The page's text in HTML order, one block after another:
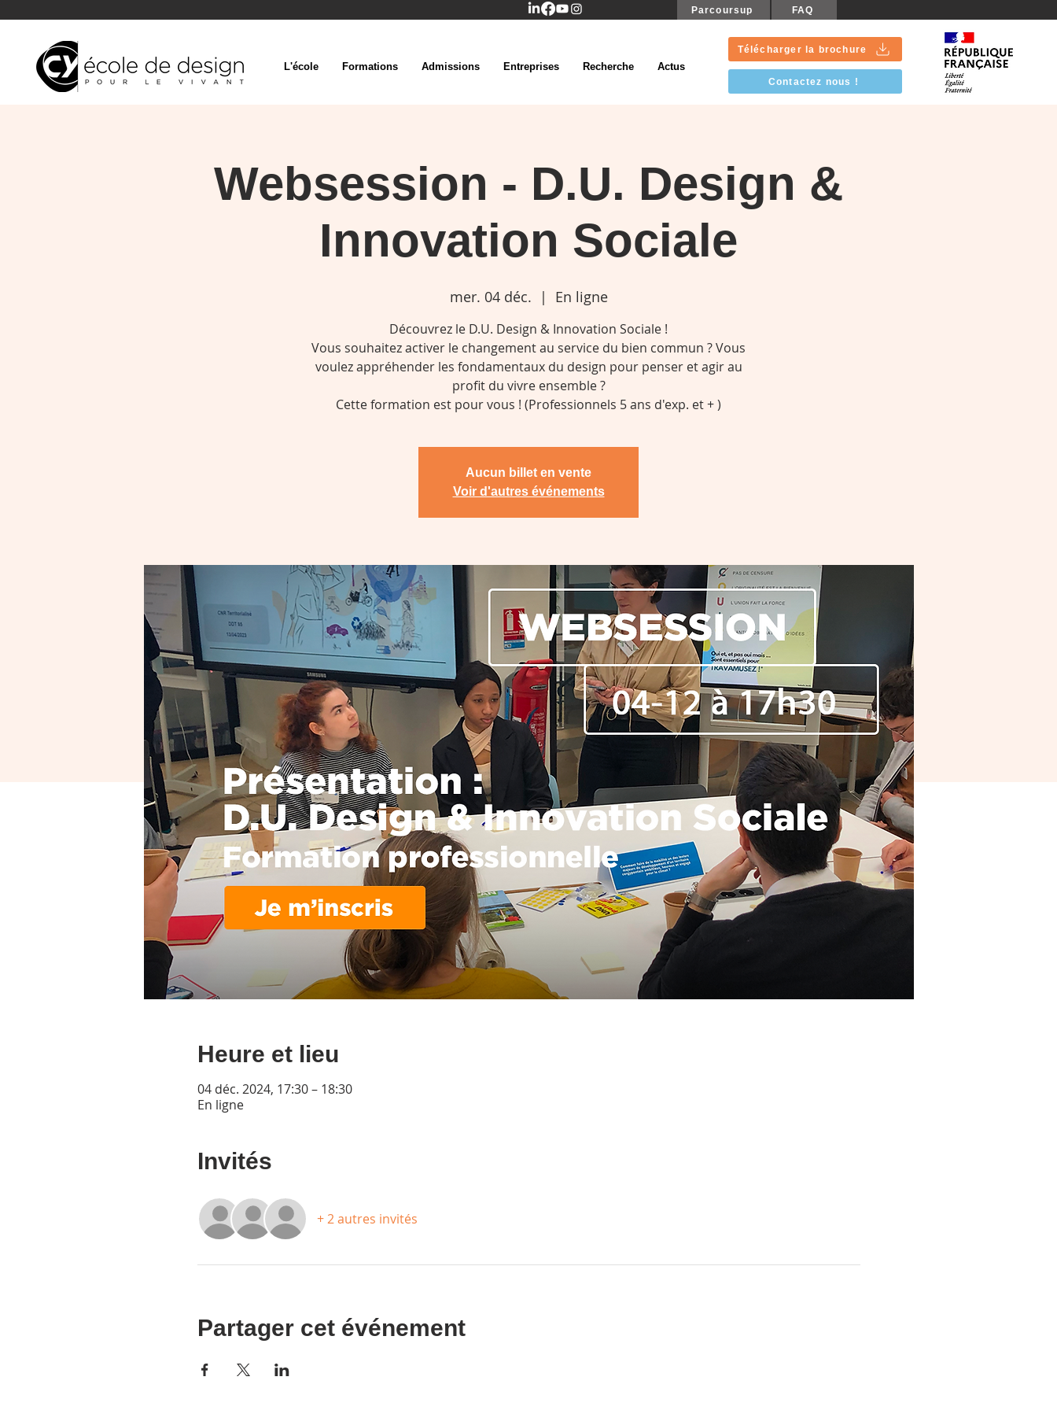
Parcoursup FAQ
L'école Formations Admissions Entreprises Recherche Actus
Télécharger la brochure
Contactez nous !
Websession - D.U. Design &
Innovation Sociale
mer. 04 déc.
  |
En ligne
Découvrez le D.U. Design & Innovation Sociale !
Vous souhaitez activer le changement au service du bien commun ? Vous
voulez appréhender les fondamentaux du design pour penser et agir au
profit du vivre ensemble ?
Cette formation est pour vous ! (Professionnels 5 ans d'exp. et + )
Aucun billet en vente
Voir d'autres événements
Heure et lieu
04 déc. 2024, 17:30 – 18:30
En ligne
Invités
+ 2 autres invités
Partager cet événement